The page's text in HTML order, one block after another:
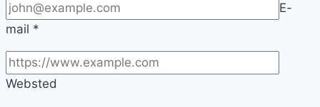
E-
mail *
Websted